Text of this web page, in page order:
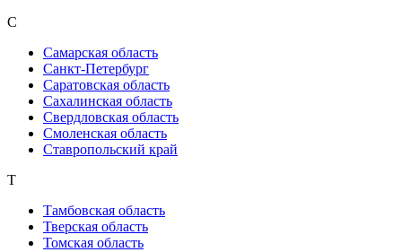
С
Самарская область
Санкт-Петербург
Саратовская область
Сахалинская область
Свердловская область
Смоленская область
Ставропольский край
Т
Тамбовская область
Тверская область
Томская область